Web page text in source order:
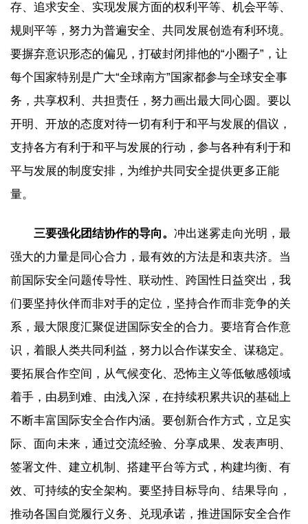
存、追求安全、实现发展方面的权利平等、机会平等、
规则平等，努力为普遍安全、共同发展创造有利环境。
要摒弃意识形态的偏见，打破封闭排他的“小圈子”，让
每个国家特别是广大“全球南方”国家都参与全球安全事
务，共享权利、共担责任，努力画出最大同心圆。要以
开明、开放的态度对待一切有利于和平与发展的倡议，
支持各方有利于和平与发展的行动，参与各种有利于和
平与发展的制度安排，为维护共同安全提供更多正能
量。
三要强化团结协作的导向。 冲出迷雾走向光明，最
强大的力量是同心合力，最有效的方法是和衷共济。当
前国际安全问题传导性、联动性、跨国性日益突出，我
们要坚持伙伴而非对手的定位，坚持合作而非竞争的关
系，最大限度汇聚促进国际安全的合力。要培育合作意
识，着眼人类共同利益，努力以合作谋安全、谋稳定。
要拓展合作空间，从气候变化、恐怖主义等低敏感领域
着手，由易到难、由浅入深，在持续积累共识的基础上
不断丰富国际安全合作内涵。要创新合作方式，立足实
际、面向未来，通过交流经验、分享成果、发表声明、
签署文件、建立机制、搭建平台等方式，构建均衡、有
效、可持续的安全架构。要坚持目标导向、结果导向，
推动各国自觉履行义务、兑现承诺，推进国际安全合作